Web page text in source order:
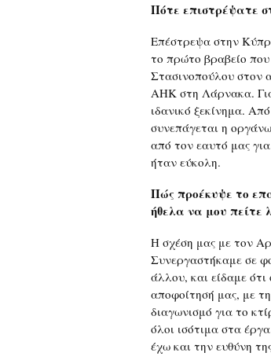
Πότε επιστρέψατε
Επέστρεψα στην
το πρώτο βραβείο
Στασινοπούλου στον
ΑΗΚ στη Λάρνακα. Για
ιδανικό ξεκίνημα.
συνεπάγεται η
από τον εαυτό μας
ήταν εύκολη.
Πώς προέκυψε το
ήθελα να μου πείτε
Η σχέση μας με τον
Συνεργαστήκαμε σε
άλλου, και είδαμε
αποφοίτησή μας, με
διαγωνισμό για το
όλοι ισότιμα στα
έχω και την ευθύνη